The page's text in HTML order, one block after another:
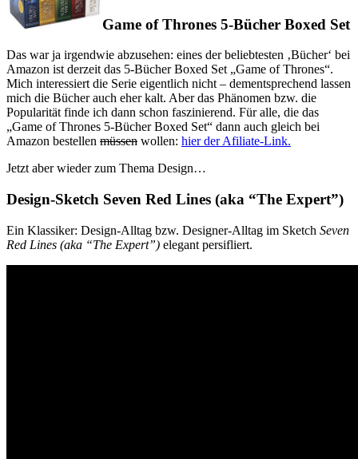
Game of Thrones 5-Bücher Boxed Set
Das war ja irgendwie abzusehen: eines der beliebtesten ‚Bücher‘ bei
Amazon ist derzeit das 5-Bücher Boxed Set „Game of Thrones“.
Mich interessiert die Serie eigentlich nicht – dementsprechend lassen
mich die Bücher auch eher kalt. Aber das Phänomen bzw. die
Popularität finde ich dann schon faszinierend. Für alle, die das
„Game of Thrones 5-Bücher Boxed Set“ dann auch gleich bei
Amazon bestellen müssen wollen: hier der Afiliate-Link.
Jetzt aber wieder zum Thema Design…
Design-Sketch Seven Red Lines (aka “The Expert”)
Ein Klassiker: Design-Alltag bzw. Designer-Alltag im Sketch Seven
Red Lines (aka “The Expert”) elegant persifliert.